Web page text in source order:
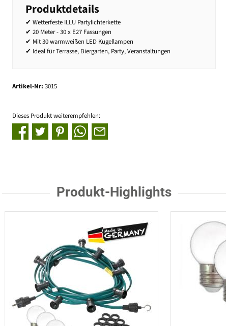
Produktdetails
✔ Wetterfeste ILLU Partylichterkette
✔ 20 Meter - 30 x E27 Fassungen
✔ Mit 30 warmweißen LED Kugellampen
✔ Ideal für Terrasse, Biergarten, Party, Veranstaltungen
Artikel-Nr: 3015
Dieses Produkt weiterempfehlen:
Produkt-Highlights